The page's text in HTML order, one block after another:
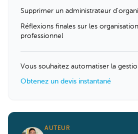
Supprimer un administrateur
Réflexions finales sur les
professionnel
Vous souhaitez automatiser la
Obtenez un devis instantané
AUTEUR